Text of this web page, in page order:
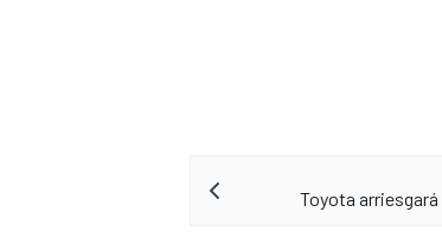
Toyota